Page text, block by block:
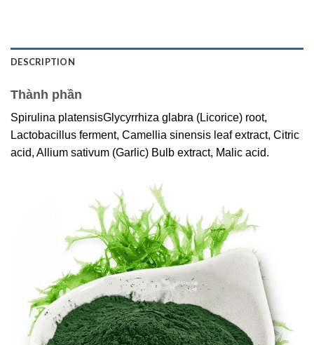
DESCRIPTION
Thành phần
Spirulina platensisGlycyrrhiza glabra (Licorice) root,
Lactobacillus ferment, Camellia sinensis leaf extract, Citric
acid, Allium sativum (Garlic) Bulb extract, Malic acid.